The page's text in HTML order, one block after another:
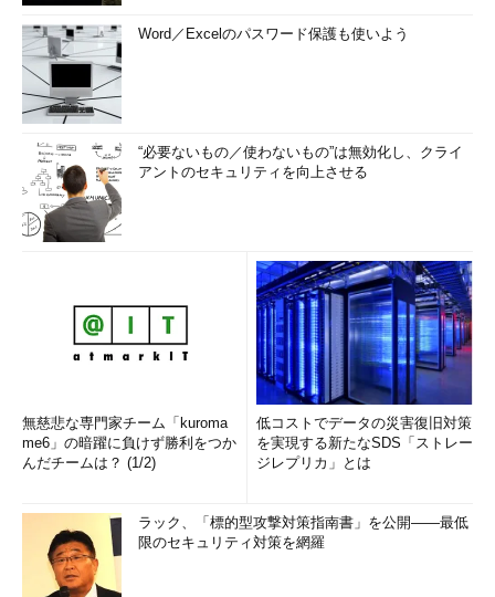
Word／Excelのパスワード保護も使いよう
“必要ないもの／使わないもの”は無効化し、クライ
アントのセキュリティを向上させる
無慈悲な専門家チーム「kuroma
me6」の暗躍に負けず勝利をつか
んだチームは？ (1/2)
低コストでデータの災害復旧対策
を実現する新たなSDS「ストレー
ジレプリカ」とは
ラック、「標的型攻撃対策指南書」を公開――最低
限のセキュリティ対策を網羅